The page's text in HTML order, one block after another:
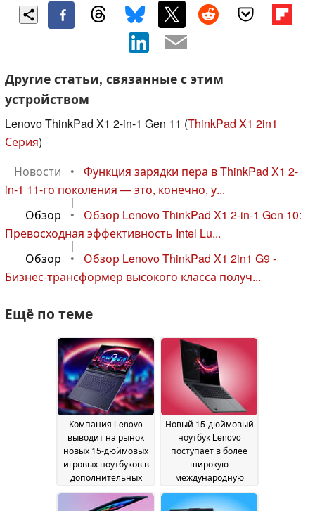
Другие статьи, связанные с этим
устройством
Lenovo ThinkPad X1 2-in-1 Gen 11 (ThinkPad X1 2in1
Серия)
Новости
•
Функция зарядки пера в ThinkPad X1 2-
in-1 11-го поколения — это, конечно, у...
|
Обзор
•
Обзор Lenovo ThinkPad X1 2-in-1 Gen 10:
Превосходная эффективность Intel Lu...
|
Обзор
•
Обзор Lenovo ThinkPad X1 2in1 G9 -
Бизнес-трансформер высокого класса получ...
Ещё по теме
Компания Lenovo
выводит на рынок
новых 15-дюймовых
игровых ноутбуков в
дополнительных
видеопамяти до 48
Новый 15-дюймовый
ноутбук Lenovo
поступает в более
широкую
международную
дисплеем яркостью